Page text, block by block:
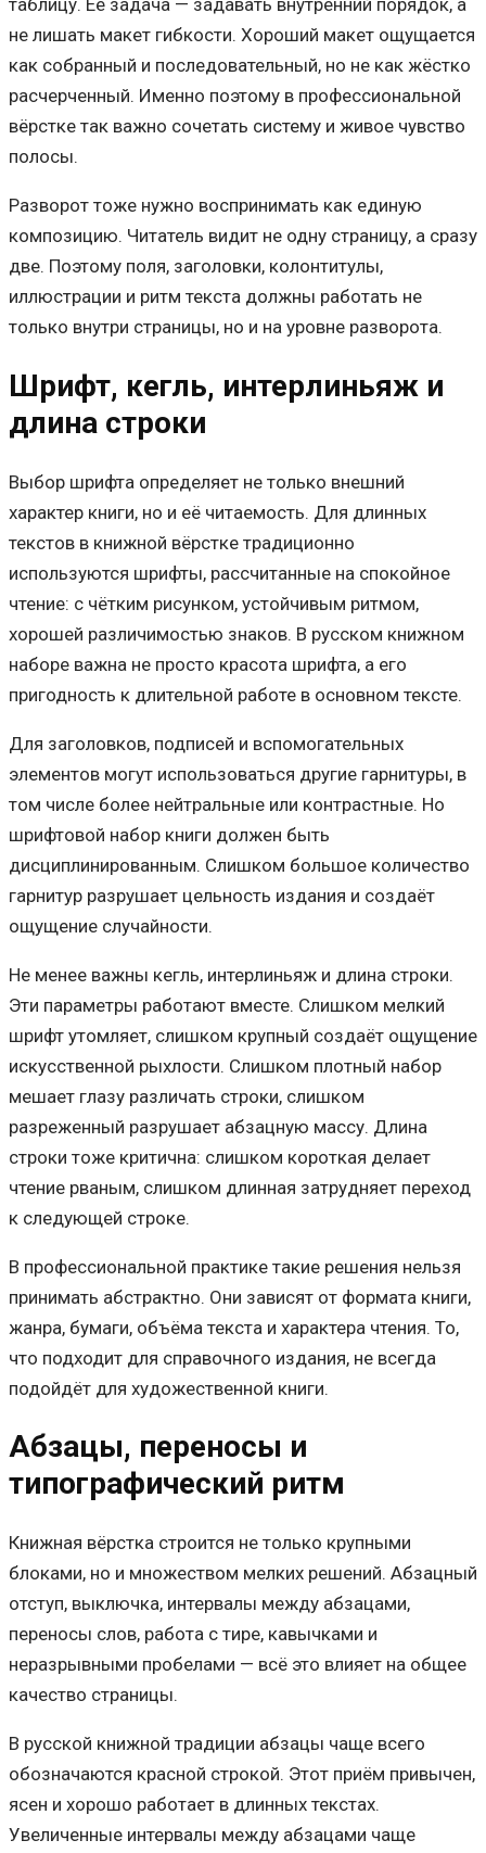
таблицу. Её задача — задавать внутренний порядок, а
не лишать макет гибкости. Хороший макет ощущается
как собранный и последовательный, но не как жёстко
расчерченный. Именно поэтому в профессиональной
вёрстке так важно сочетать систему и живое чувство
полосы.
Разворот тоже нужно воспринимать как единую
композицию. Читатель видит не одну страницу, а сразу
две. Поэтому поля, заголовки, колонтитулы,
иллюстрации и ритм текста должны работать не
только внутри страницы, но и на уровне разворота.
Шрифт, кегль, интерлиньяж и
длина строки
Выбор шрифта определяет не только внешний
характер книги, но и её читаемость. Для длинных
текстов в книжной вёрстке традиционно
используются шрифты, рассчитанные на спокойное
чтение: с чётким рисунком, устойчивым ритмом,
хорошей различимостью знаков. В русском книжном
наборе важна не просто красота шрифта, а его
пригодность к длительной работе в основном тексте.
Для заголовков, подписей и вспомогательных
элементов могут использоваться другие гарнитуры, в
том числе более нейтральные или контрастные. Но
шрифтовой набор книги должен быть
дисциплинированным. Слишком большое количество
гарнитур разрушает цельность издания и создаёт
ощущение случайности.
Не менее важны кегль, интерлиньяж и длина строки.
Эти параметры работают вместе. Слишком мелкий
шрифт утомляет, слишком крупный создаёт ощущение
искусственной рыхлости. Слишком плотный набор
мешает глазу различать строки, слишком
разреженный разрушает абзацную массу. Длина
строки тоже критична: слишком короткая делает
чтение рваным, слишком длинная затрудняет переход
к следующей строке.
В профессиональной практике такие решения нельзя
принимать абстрактно. Они зависят от формата книги,
жанра, бумаги, объёма текста и характера чтения. То,
что подходит для справочного издания, не всегда
подойдёт для художественной книги.
Абзацы, переносы и
типографический ритм
Книжная вёрстка строится не только крупными
блоками, но и множеством мелких решений. Абзацный
отступ, выключка, интервалы между абзацами,
переносы слов, работа с тире, кавычками и
неразрывными пробелами — всё это влияет на общее
качество страницы.
В русской книжной традиции абзацы чаще всего
обозначаются красной строкой. Этот приём привычен,
ясен и хорошо работает в длинных текстах.
Увеличенные интервалы между абзацами чаще